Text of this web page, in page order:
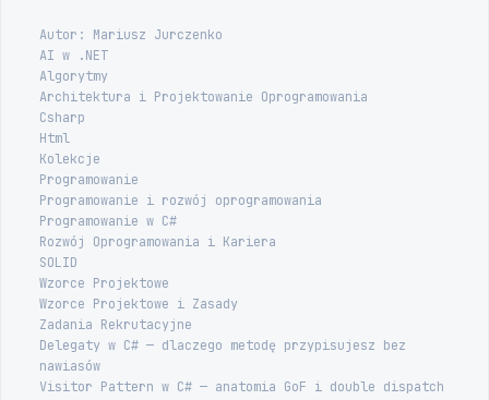
Autor: Mariusz Jurczenko
AI w .NET
Algorytmy
Architektura i Projektowanie Oprogramowania
Csharp
Html
Kolekcje
Programowanie
Programowanie i rozwój oprogramowania
Programowanie w C#
Rozwój Oprogramowania i Kariera
SOLID
Wzorce Projektowe
Wzorce Projektowe i Zasady
Zadania Rekrutacyjne
Delegaty w C# — dlaczego metodę przypisujesz bez
nawiasów
Visitor Pattern w C# — anatomia GoF i double dispatch